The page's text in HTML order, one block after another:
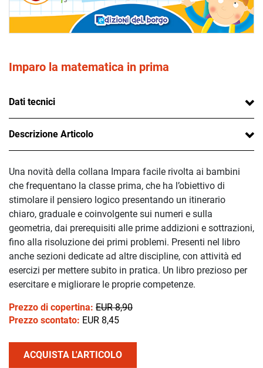
Imparo la matematica in prima
Dati tecnici
Descrizione Articolo
Una novità della collana Impara facile rivolta ai bambini
che frequentano la classe prima, che ha l’obiettivo di
stimolare il pensiero logico presentando un itinerario
chiaro, graduale e coinvolgente sui numeri e sulla
geometria, dai prerequisiti alle prime addizioni e sottrazioni,
fino alla risoluzione dei primi problemi. Presenti nel libro
anche sezioni dedicate ad altre discipline, con attività ed
esercizi per mettere subito in pratica. Un libro prezioso per
esercitare e migliorare le proprie competenze.
Prezzo di copertina: EUR 8,90
Prezzo scontato: EUR 8,45
ACQUISTA L'ARTICOLO